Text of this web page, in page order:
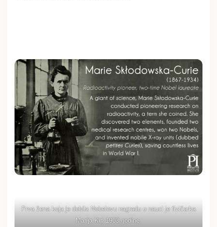
Prva žena koja je dobila Nobelovu nagradu u nauci je fizičarka
Marija Kiri 1903.godine.